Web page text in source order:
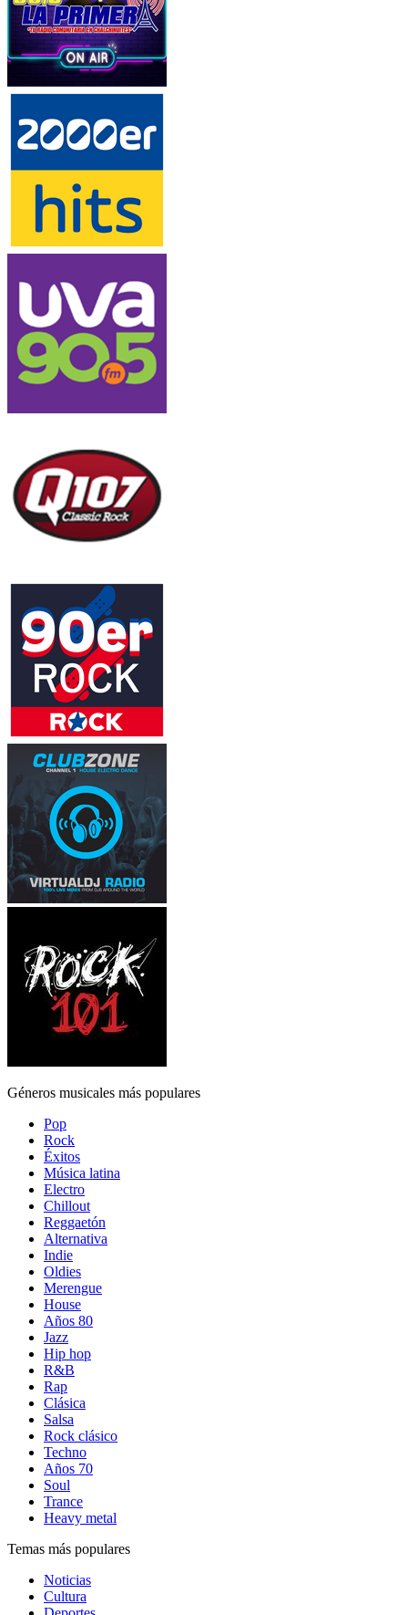
Géneros musicales más populares
Pop
Rock
Éxitos
Música latina
Electro
Chillout
Reggaetón
Alternativa
Indie
Oldies
Merengue
House
Años 80
Jazz
Hip hop
R&B
Rap
Clásica
Salsa
Rock clásico
Techno
Años 70
Soul
Trance
Heavy metal
Temas más populares
Noticias
Cultura